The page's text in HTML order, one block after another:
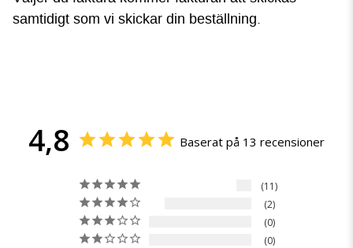
samtidigt som vi skickar din beställning.
4,8 Baserat på 13 recensioner
11
2
0
0